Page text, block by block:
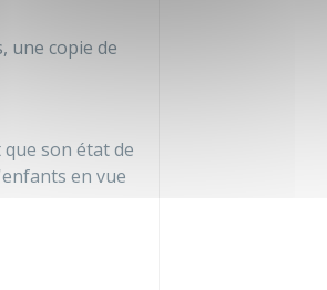
une copie de
son état de
en vue